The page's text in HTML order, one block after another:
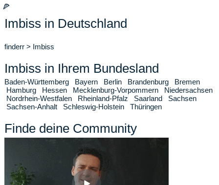
🍕
Imbiss in Deutschland
finderr > Imbiss
Imbiss in Ihrem Bundesland
Baden-Württemberg Bayern Berlin Brandenburg
Bremen
Hamburg
Hessen Mecklenburg-Vorpommern
Niedersachsen
Nordrhein-Westfalen
Rheinland-Pfalz Saarland
Sachsen
Sachsen-Anhalt
Schleswig-Holstein Thüringen
Finde deine Community